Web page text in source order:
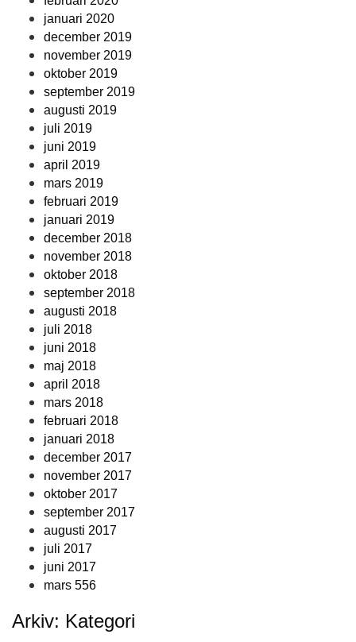
januari 2020
december 2019
november 2019
oktober 2019
september 2019
augusti 2019
juli 2019
juni 2019
april 2019
mars 2019
februari 2019
januari 2019
december 2018
november 2018
oktober 2018
september 2018
augusti 2018
juli 2018
juni 2018
maj 2018
april 2018
mars 2018
februari 2018
januari 2018
december 2017
november 2017
oktober 2017
september 2017
augusti 2017
juli 2017
juni 2017
mars 556
Arkiv: Kategori